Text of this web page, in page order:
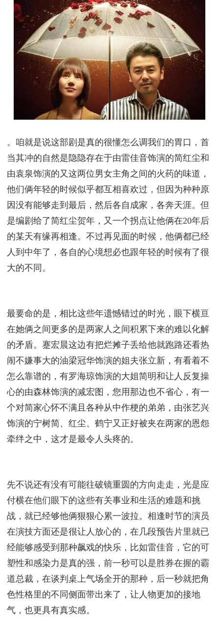
。咱就是说这部剧是真的很懂怎么调我们的胃口，首
当其冲的自然是隐隐存在于由雷佳音饰演的简红尘和
由袁泉饰演的又这两位男女主角之间的火药的味道，
他们俩年轻的时候似乎都互相喜欢过，但因为种种原
因没有能够走到最后，然后各自成家，各奔天涯。但
是编剧给了简红尘贺年，又一个拐点让他俩在20年后
的某天有缘再相逢。不过再见面的时候，他俩都已经
人到中年了，各自的心境想必也跟年轻的时候有了很
大的不同。
最要命的是，相比这些年遗憾错过的时光，眼下横亘
在她俩之间更多的是两家人之间积累下来的难以化解
的矛盾。蹇宏晨这边有把烂摊子丢给他就跑路还看热
闹不嫌事大的油梁冠华饰演的姐夫张立新，有看着不
怎么靠谱的，有罗海琼饰演的大姐简明和让人反复操
心的由森林饰演的减宏图，您用那边也不省心，有一
个对简家心怀不满且各种从中作梗的弟弟，由张艺兴
饰演的宁树简、红尘、鹤宁又正好被夹在两家的恩怨
牵绊之中，这才是最令人头疼的。
先不说还有没有可能往破镜重圆的方向走走，光是应
付横在他们眼下的这些有关事业和生活的难题和挑
战，就已经够他俩狠狠心累一波拉。相逢时节的演员
在演技方面还是很让人放心的，在几段预告片里就已
经能够感受到那种飙戏的快乐，比如雷佳音，它的可
塑性和感染力是真的强，前一秒可以是胜券在握的霸
道总裁，在谈判桌上气场全开的那种，后一秒就把角
色性格里的不同侧面带出来了，让人物更加的接地
气，也更具有真实感。